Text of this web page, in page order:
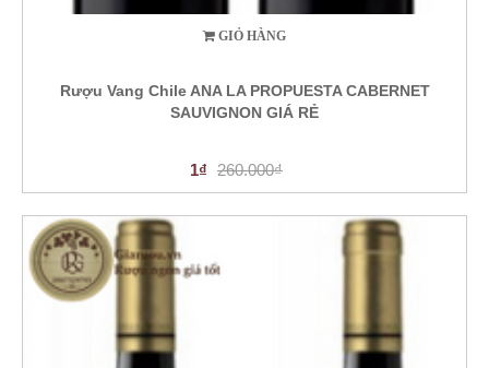
GIỎ HÀNG
Rượu Vang Chile ANA LA PROPUESTA CABERNET
SAUVIGNON GIÁ RẺ
1₫ 260.000₫